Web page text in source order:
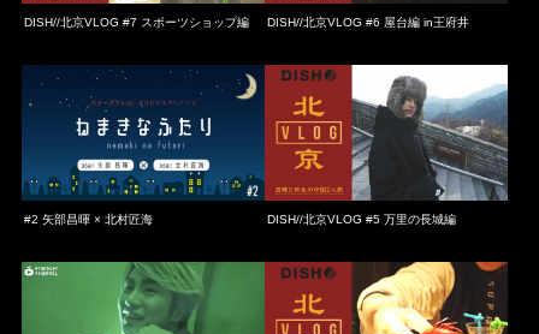
DISH//北京VLOG #7 スポーツショップ編 DISH//北京VLOG #6 屋台編 in王府井
#2 矢部昌暉 × 北村匠海 DISH//北京VLOG #5 万里の長城編